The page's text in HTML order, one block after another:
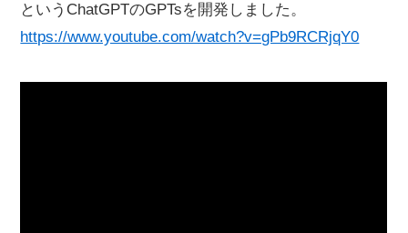
というChatGPTのGPTsを開発しました。
https://www.youtube.com/watch?v=gPb9RCRjqY0